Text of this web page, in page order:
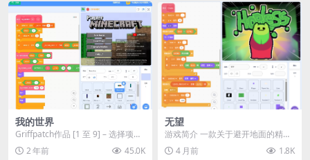
我的世界
Griffpatch作品 [1 至 9] – 选择项目
[点击] &...
2 年前 45.0K
无望
游戏简介 一款关于避开地面的精准
平台跳跃游戏！ 操作说明 动作 按
键 推进剧情 ...
4 月前 1.8K